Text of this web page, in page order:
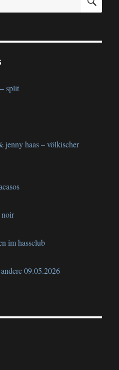
haas
–
split
jenny haas – völkischer
noir
im hassclub
09.05.2026